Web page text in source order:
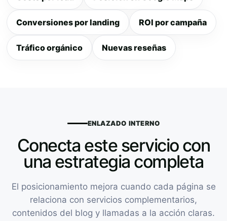
Conversiones por landing ROI por campaña
Tráfico orgánico Nuevas reseñas
ENLAZADO INTERNO
Conecta este servicio con
una estrategia completa
El posicionamiento mejora cuando cada página se
relaciona con servicios complementarios,
contenidos del blog y llamadas a la acción claras.